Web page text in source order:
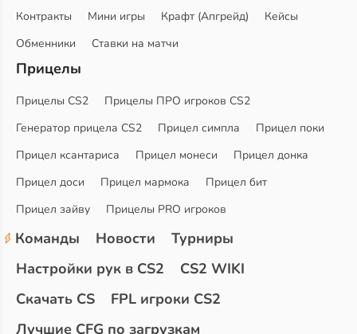
Контракты
Мини игры Крафт (Апгрейд)
Кейсы
Обменники
Ставки на матчи
Прицелы
Прицелы CS2
Прицелы ПРО игроков CS2
Генератор прицела CS2
Прицел симпла
Прицел поки
Прицел ксантариса
Прицел монеси
Прицел донка
Прицел доси
Прицел мармока
Прицел бит
Прицел зайву
Прицелы PRO игроков
Команды Новости
Турниры
Настройки рук в CS2
CS2 WIKI
Скачать CS
FPL игроки CS2
Лучшие CFG по загрузкам